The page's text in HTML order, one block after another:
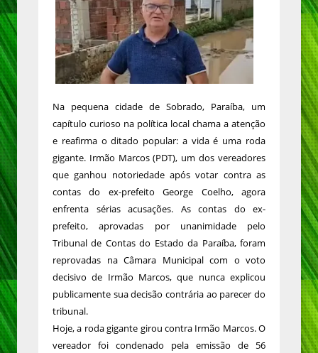
Na pequena cidade de Sobrado, Paraíba, um
capítulo curioso na política local chama a atenção
e reafirma o ditado popular: a vida é uma roda
gigante. Irmão Marcos (PDT), um dos vereadores
que ganhou notoriedade após votar contra as
contas do ex-prefeito George Coelho, agora
enfrenta sérias acusações. As contas do ex-
prefeito, aprovadas por unanimidade pelo
Tribunal de Contas do Estado da Paraíba, foram
reprovadas na Câmara Municipal com o voto
decisivo de Irmão Marcos, que nunca explicou
publicamente sua decisão contrária ao parecer do
tribunal.
Hoje, a roda gigante girou contra Irmão Marcos. O
vereador foi condenado pela emissão de 56